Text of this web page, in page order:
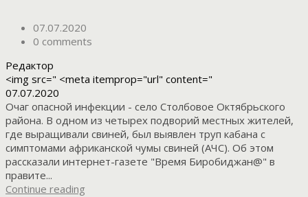
07.07.2020
0 comments
Редактор
<img src=" <meta itemprop="url" content="
07.07.2020
Очаг опасной инфекции - село Столбовое Октябрьского
района. В одном из четырех подворий местных жителей,
где выращивали свиней, был выявлен труп кабана с
симптомами африканской чумы свиней (АЧС). Об этом
рассказали интернет-газете "Время Биробиджан@" в
правите...
Continue reading